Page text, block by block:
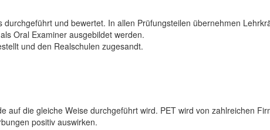
und bewertet. In allen Prüfungsteilen übernehmen
Oral Examiner ausgebildet werden.
und den Realschulen zugesandt.
die gleiche Weise durchgeführt wird. PET wird von zahlreichen
positiv auswirken.